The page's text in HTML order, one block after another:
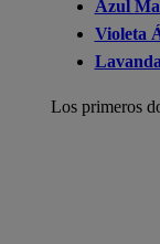
Azul
Violeta
Los primeros